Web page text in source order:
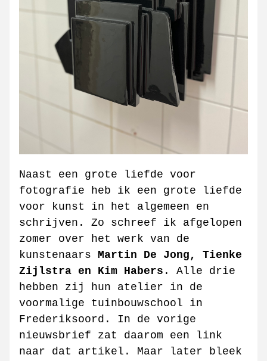
Naast een grote liefde voor
fotografie heb ik een grote liefde
voor kunst in het algemeen en
schrijven. Zo schreef ik afgelopen
zomer over het werk van de
kunstenaars Martin De Jong, Tienke
Zijlstra en Kim Habers . Alle drie
hebben zij hun atelier in de
voormalige tuinbouwschool in
Frederiksoord. In de vorige
nieuwsbrief zat daarom een link
naar dat artikel. Maar later bleek